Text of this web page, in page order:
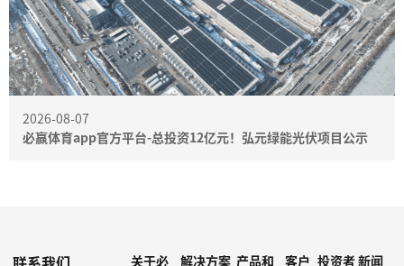
2026-08-07
必赢体育app官方平台-总投资12亿元！弘元绿能光伏项目公示
关于必 解决方案 产品和 客户 投资者新闻